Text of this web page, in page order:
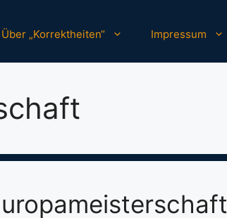
Über „Korrektheiten“ Impressum